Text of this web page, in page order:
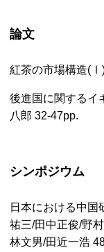
論文
紅茶の市場構造
後進国に関するイ
八郎 32-47pp.
シンポジウム
日本における中
祐三/田中正俊/野
林文男/田近一浩